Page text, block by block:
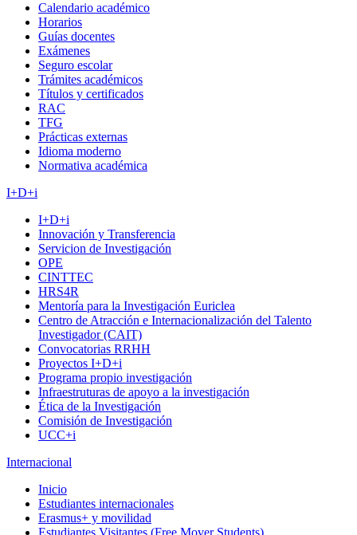
Calendario académico
Horarios
Guías docentes
Exámenes
Seguro escolar
Trámites académicos
Títulos y certificados
RAC
TFG
Prácticas externas
Idioma moderno
Normativa académica
I+D+i
I+D+i
Innovación y Transferencia
Servicion de Investigación
OPE
CINTTEC
HRS4R
Mentoría para la Investigación Euriclea
Centro de Atracción e Internacionalización del Talento
Investigador (CAIT)
Convocatorias RRHH
Proyectos I+D+i
Programa propio investigación
Infraestruturas de apoyo a la investigación
Ética de la Investigación
Comisión de Investigación
UCC+i
Internacional
Inicio
Estudiantes internacionales
Erasmus+ y movilidad
Estudiantes Visitantes (Free Mover Students)